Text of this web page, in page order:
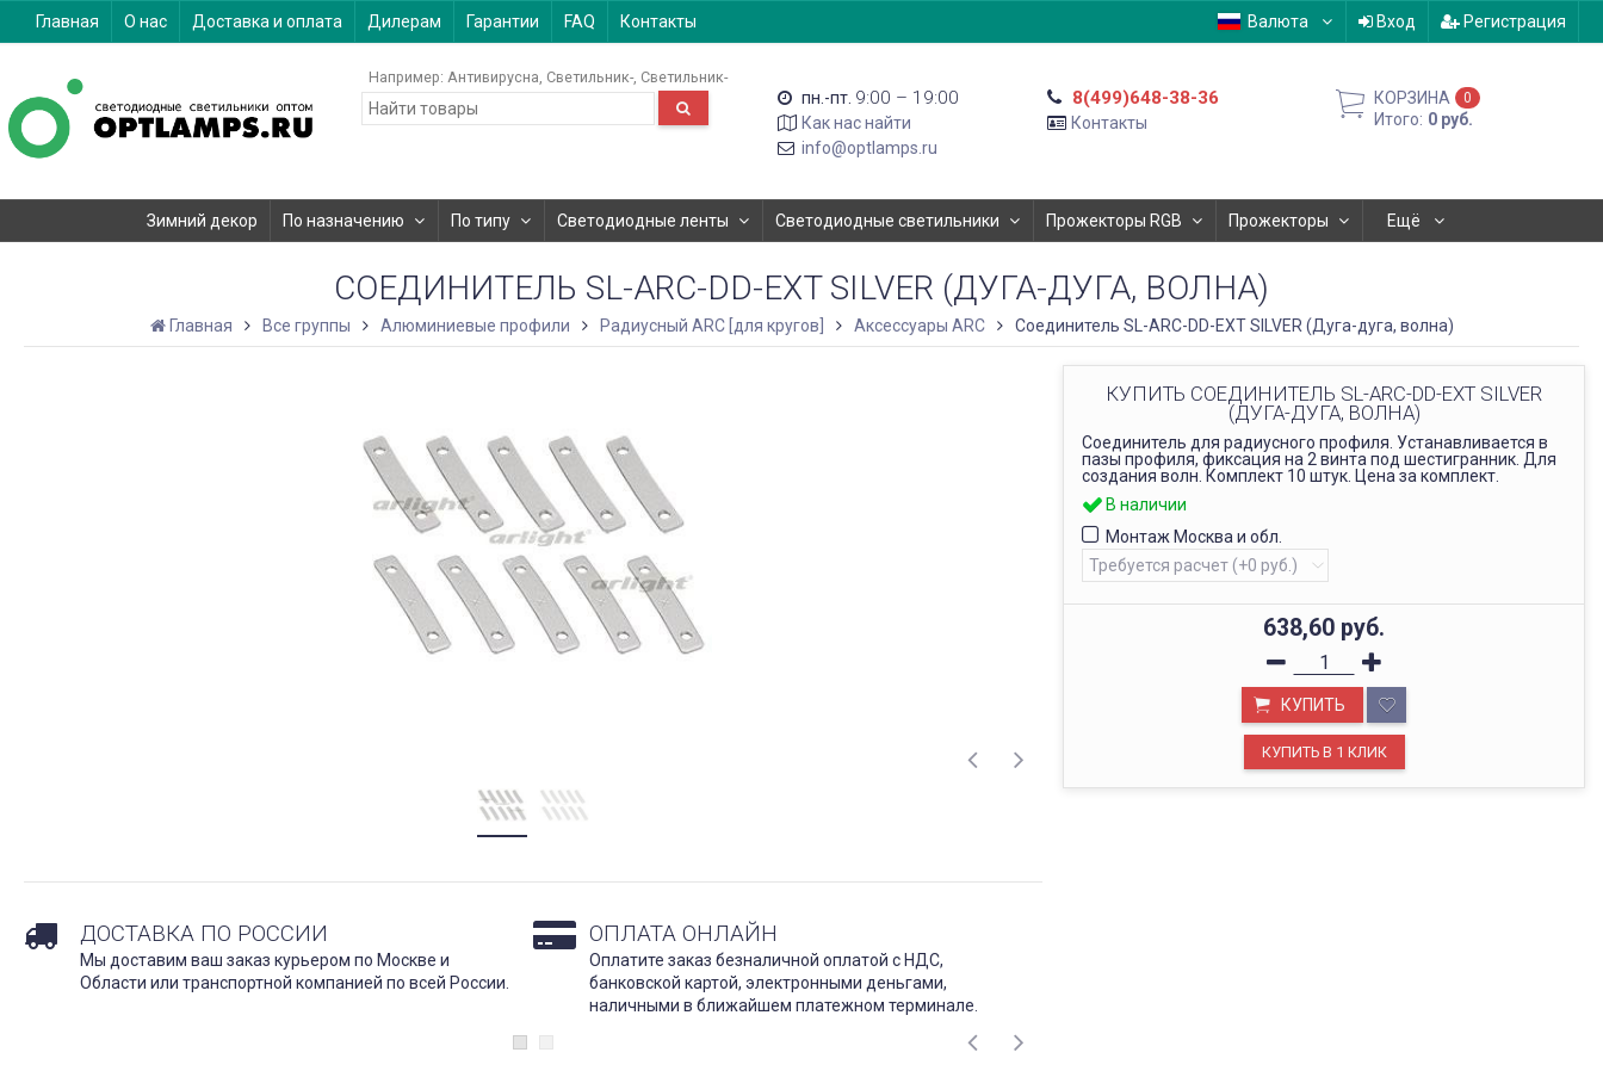
Главная О нас Доставка и оплата Дилерам Гарантии FAQ Контакты Валюта Вход Регистрация
Например: Антивирусна Светильник- Светильник-
пн.-пт. 9:00 – 19:00
Как нас найти
info@optlamps.ru
8(499)648-38-36
Контакты
КОРЗИНА 0
Итого: 0 руб.
Зимний декор По назначению По типу Светодиодные ленты Светодиодные светильники Прожекторы RGB Прожекторы Ещё
СОЕДИНИТЕЛЬ SL-ARC-DD-EXT SILVER (ДУГА-ДУГА, ВОЛНА)
Главная Все группы Алюминиевые профили Радиусный ARC [для кругов] Аксессуары ARC Соединитель SL-ARC-DD-EXT SILVER (Дуга-дуга, волна)
КУПИТЬ СОЕДИНИТЕЛЬ SL-ARC-DD-EXT SILVER
(ДУГА-ДУГА, ВОЛНА)
Соединитель для радиусного профиля. Устанавливается в
пазы профиля, фиксация на 2 винта под шестигранник. Для
создания волн. Комплект 10 штук. Цена за комплект.
В наличии
Монтаж Москва и обл.
638,60 руб.
КУПИТЬ
ДОСТАВКА ПО РОССИИ
Мы доставим ваш заказ курьером по Москве и
Области или транспортной компанией по всей России.
ОПЛАТА ОНЛАЙН
Оплатите заказ безналичной оплатой с НДС,
банковской картой, электронными деньгами,
наличными в ближайшем платежном терминале.